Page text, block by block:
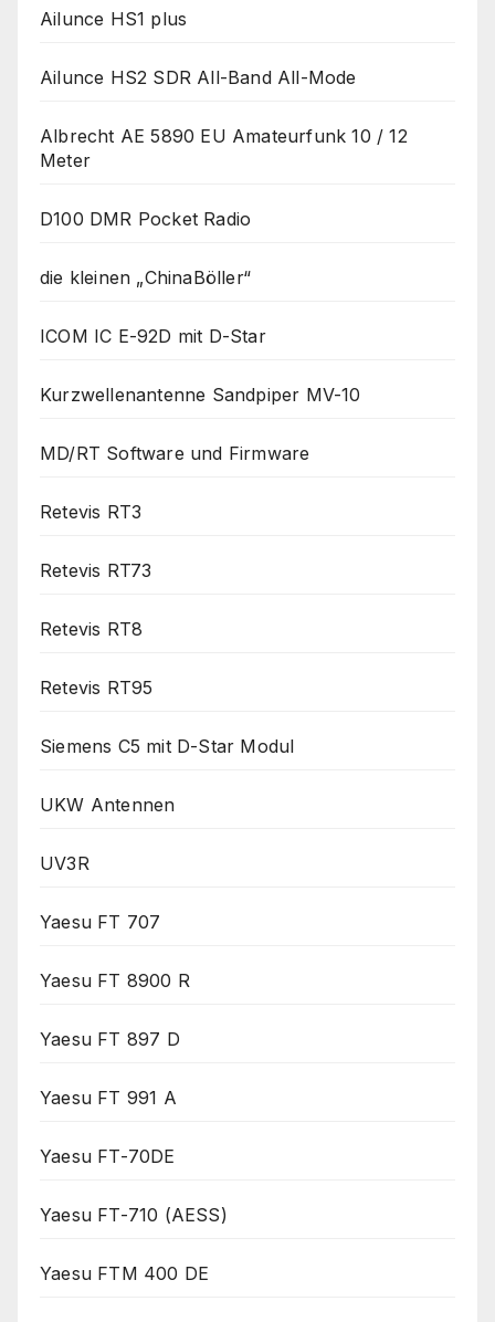
Ailunce HS1 plus
Ailunce HS2 SDR All-Band All-Mode
Albrecht AE 5890 EU Amateurfunk 10 / 12
Meter
D100 DMR Pocket Radio
die kleinen „ChinaBöller“
ICOM IC E-92D mit D-Star
Kurzwellenantenne Sandpiper MV-10
MD/RT Software und Firmware
Retevis RT3
Retevis RT73
Retevis RT8
Retevis RT95
Siemens C5 mit D-Star Modul
UKW Antennen
UV3R
Yaesu FT 707
Yaesu FT 8900 R
Yaesu FT 897 D
Yaesu FT 991 A
Yaesu FT-70DE
Yaesu FT-710 (AESS)
Yaesu FTM 400 DE